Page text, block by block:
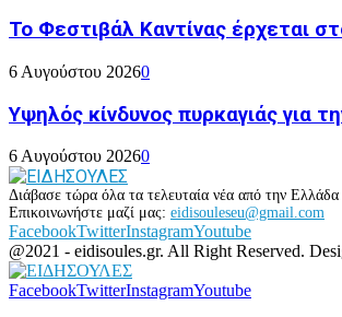
Το Φεστιβάλ Καντίνας έρχεται
6 Αυγούστου 20260
Υψηλός κίνδυνος πυρκαγιάς για
6 Αυγούστου 20260
Διάβασε τώρα όλα τα τελευταία νέα από την Ελλάδα
Επικοινωνήστε μαζί μας: eidisouleseu@gmail.com
FacebookTwitterInstagramYoutube
@2021 - eidisoules.gr. All Right Reserved.
FacebookTwitterInstagramYoutube